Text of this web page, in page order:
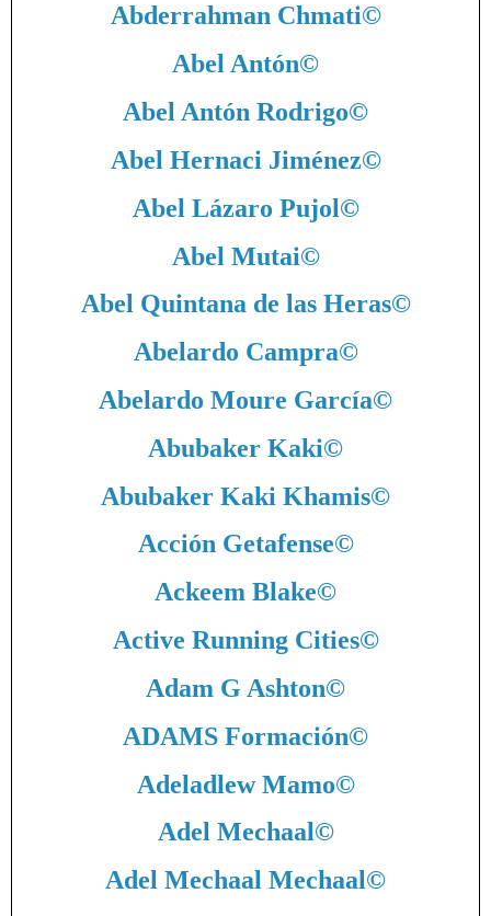
Abderrahman Chmati©
Abel Antón©
Abel Antón Rodrigo©
Abel Hernaci Jiménez©
Abel Lázaro Pujol©
Abel Mutai©
Abel Quintana de las Heras©
Abelardo Campra©
Abelardo Moure García©
Abubaker Kaki©
Abubaker Kaki Khamis©
Acción Getafense©
Ackeem Blake©
Active Running Cities©
Adam G Ashton©
ADAMS Formación©
Adeladlew Mamo©
Adel Mechaal©
Adel Mechaal Mechaal©